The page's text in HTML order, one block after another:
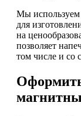
Мы используем
для
на
позволяет
том числе и со